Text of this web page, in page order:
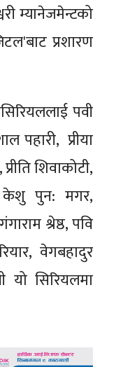
म्यानेजमेन्टको
प्रशारण
पवी
पहारी, प्रीया
शिवाकोटी,
केशु पुन: मगर,
श्रेष्ठ, पवि
वेगबहादुर
यो सिरियलमा